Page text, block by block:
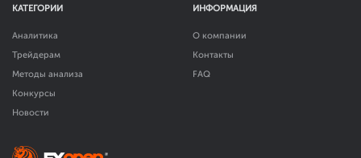
КАТЕГОРИИ
Аналитика
Трейдерам
Методы анализа
Конкурсы
Новости
ИНФОРМАЦИЯ
О компании
Контакты
FAQ